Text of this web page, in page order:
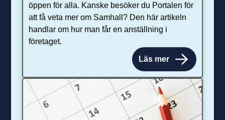
öppen för alla. Kanske besöker du Portalen för
att få veta mer om Samhall? Den här artikeln
handlar om hur man får en anställning i
företaget.
Läs mer